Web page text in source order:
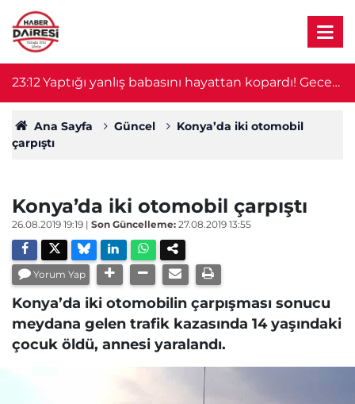
23:12Yaptığı yanlış babasını hayattan kopardı! Gece
nöbeti kabusa döndü
Ana Sayfa Güncel
Konya’da iki otomobil
çarpıştı
Konya’da iki otomobil çarpıştı
26.08.2019 19:19 | Son Güncelleme: 27.08.2019 13:55
Yorum Yap
Konya’da iki otomobilin çarpışması sonucu
meydana gelen trafik kazasında 14 yaşındaki
çocuk öldü, annesi yaralandı.